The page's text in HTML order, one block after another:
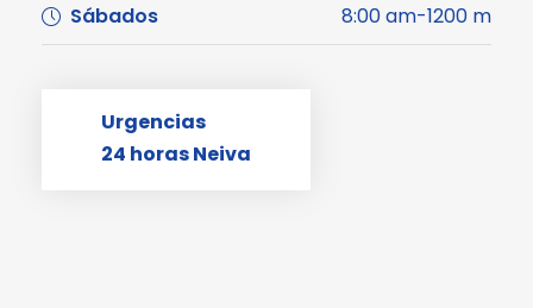
Sábados 8:00 am-1200 m
Urgencias
24 horas Neiva